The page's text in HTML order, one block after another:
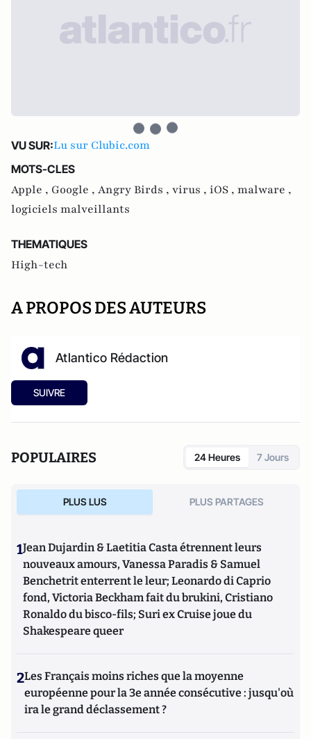
VU SUR:Lu sur Clubic.com
MOTS-CLES
Apple , Google , Angry Birds , virus , iOS , malware ,
logiciels malveillants
THEMATIQUES
High-tech
A PROPOS DES AUTEURS
Atlantico Rédaction
SUIVRE
POPULAIRES 24 Heures 7 Jours
PLUS LUS PLUS PARTAGES
1Jean Dujardin & Laetitia Casta étrennent leurs
nouveaux amours, Vanessa Paradis & Samuel
Benchetrit enterrent le leur; Leonardo di Caprio
fond, Victoria Beckham fait du brukini, Cristiano
Ronaldo du bisco-fils; Suri ex Cruise joue du
Shakespeare queer
2Les Français moins riches que la moyenne
européenne pour la 3e année consécutive : jusqu'où
ira le grand déclassement ?